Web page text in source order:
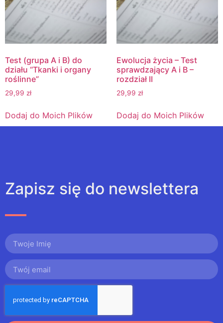
Test (grupa A i B) do
działu “Tkanki i organy
roślinne”
29,99 zł
Dodaj do Moich Plików
Ewolucja życia – Test
sprawdzający A i B –
rozdział II
29,99 zł
Dodaj do Moich Plików
Zapisz się do newslettera